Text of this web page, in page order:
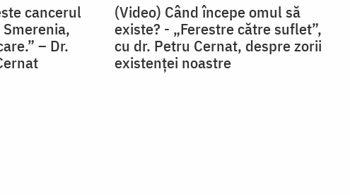
cancerul
– Dr.
(Video) Când începe omul să
existe? - „Ferestre către suflet”,
cu dr. Petru Cernat, despre zorii
existenţei noastre